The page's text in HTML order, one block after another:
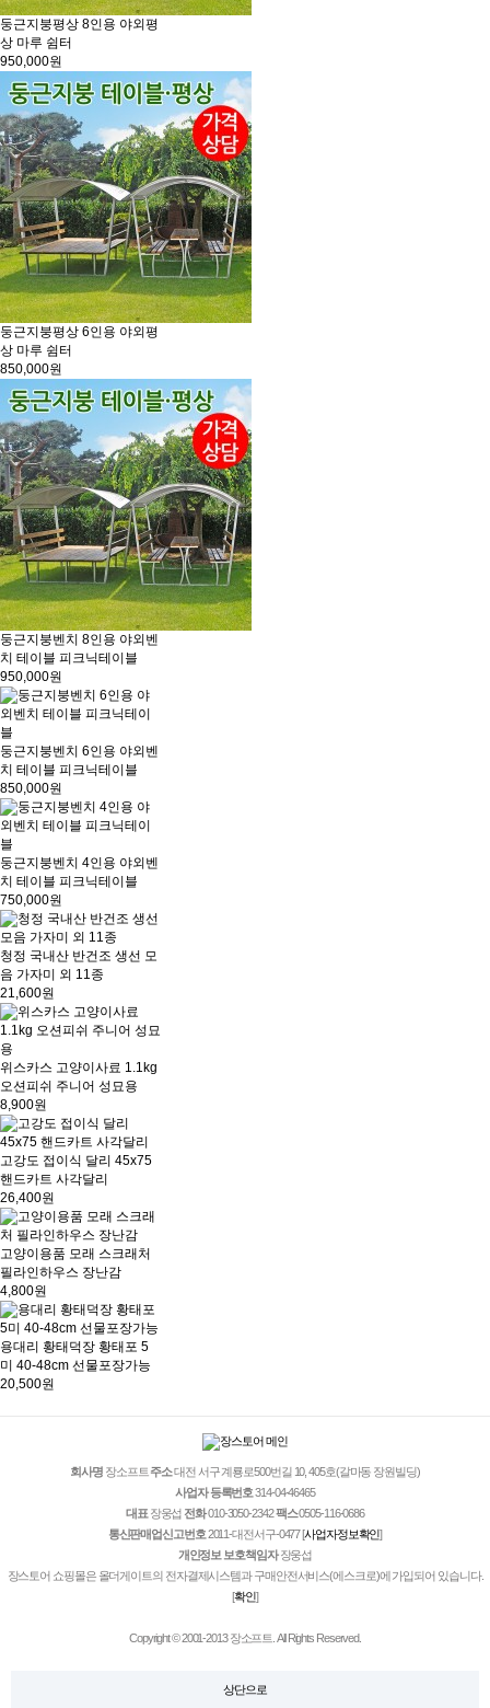
둥근지붕평상 8인용 야외평
상 마루 쉼터
950,000원
둥근지붕평상 6인용 야외평
상 마루 쉼터
850,000원
둥근지붕벤치 8인용 야외벤
치 테이블 피크닉테이블
950,000원
둥근지붕벤치 6인용 야외벤
치 테이블 피크닉테이블
850,000원
둥근지붕벤치 4인용 야외벤
치 테이블 피크닉테이블
750,000원
청정 국내산 반건조 생선 모
음 가자미 외 11종
21,600원
위스카스 고양이사료 1.1kg
오션피쉬 주니어 성묘용
8,900원
고강도 접이식 달리 45x75
핸드카트 사각달리
26,400원
고양이용품 모래 스크래처
필라인하우스 장난감
4,800원
용대리 황태덕장 황태포 5
미 40-48cm 선물포장가능
20,500원
회사명장소프트 주소대전 서구 계룡로500번길 10, 405호(갈마동 장원빌딩)
사업자 등록번호314-04-46465
대표장웅섭 전화010-3050-2342팩스0505-116-0686
통신판매업신고번호2011-대전서구-0477[사업자정보확인]
개인정보 보호책임자장웅섭
장스토어 쇼핑몰은 올더게이트의 전자결제시스템과 구매안전서비스(에스크로)에 가입되어 있습니다.
[확인]
Copyright © 2001-2013 장소프트. All Rights Reserved.
상단으로